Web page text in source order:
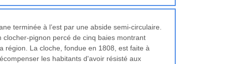
terminée à l’est par une abside semi-circulaire.
pignon percé de cinq baies montrant
région. La cloche, fondue en 1808, est faite à
les habitants d'avoir résisté aux